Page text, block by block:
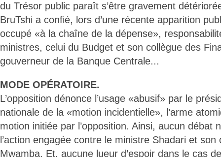
du Trésor public paraît s’être gravement
BruTshi a confié, lors d’une récente apparition
occupé «à la chaîne de la dépense»,
ministres, celui du Budget et son collègue des
gouverneur de la Banque Centrale...
MODE OPÉRATOIRE.
L’opposition dénonce l’usage «abusif» par le
nationale de la «motion incidentielle», l’arme
motion initiée par l’opposition. Ainsi, aucun débat
l’action engagée contre le ministre Shadari et son
Mwamba. Et, aucune lueur d’espoir dans le cas